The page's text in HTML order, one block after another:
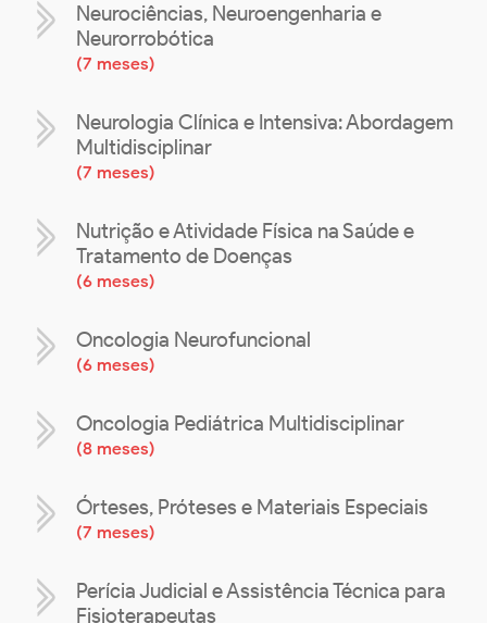
Neurociências, Neuroengenharia e
Neurorrobótica
(7 meses)
Neurologia Clínica e Intensiva: Abordagem
Multidisciplinar
(7 meses)
Nutrição e Atividade Física na Saúde e
Tratamento de Doenças
(6 meses)
Oncologia Neurofuncional
(6 meses)
Oncologia Pediátrica Multidisciplinar
(8 meses)
Órteses, Próteses e Materiais Especiais
(7 meses)
Perícia Judicial e Assistência Técnica para
Fisioterapeutas